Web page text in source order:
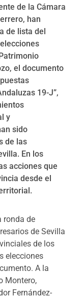
de la Cámara
han
de lista del
el documento
19-J”,
y
sido
de las
En los
acciones que
desde el
ronda de
de Sevilla
de los
elecciones
A la
Montero,
Fernández-